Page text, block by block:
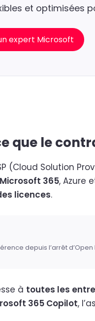
et optimisées
expert Microsoft
que le
(Cloud Solution
Microsoft 365, Azure
licences.
depuis l’arrêt d’Open
à toutes les
365 Copilot,